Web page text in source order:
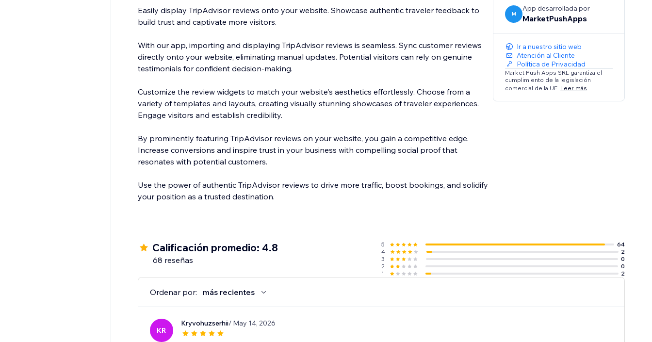
Easily display TripAdvisor reviews onto your website. Showcase authentic traveler feedback to
build trust and captivate more visitors.
With our app, importing and displaying TripAdvisor reviews is seamless. Sync customer reviews
directly onto your website, eliminating manual updates. Potential visitors can rely on genuine
testimonials for confident decision-making.
Customize the review widgets to match your website's aesthetics effortlessly. Choose from a
variety of templates and layouts, creating visually stunning showcases of traveler experiences.
Engage visitors and establish credibility.
By prominently featuring TripAdvisor reviews on your website, you gain a competitive edge.
Increase conversions and inspire trust in your business with compelling social proof that
resonates with potential customers.
Use the power of authentic TripAdvisor reviews to drive more traffic, boost bookings, and solidify
your position as a trusted destination.
M
App desarrollada por
MarketPushApps
Ir a nuestro sitio web
Atención al Cliente
Política de Privacidad
Market Push Apps SRL garantiza el
cumplimiento de la legislación
comercial de la UE. Leer más
Calificación promedio: 4.8
68 reseñas
5
64
4
2
3
0
2
0
1
2
Ordenar por: más recientes
KR
Kryvohuzserhii/ May 14, 2026